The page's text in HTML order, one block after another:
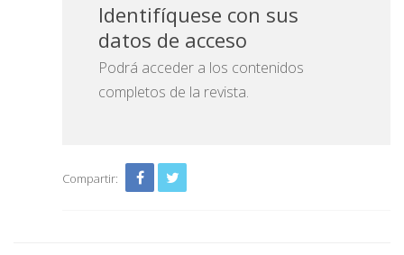
Identifíquese con sus
datos de acceso
Podrá acceder a los contenidos
completos de la revista.
Compartir: